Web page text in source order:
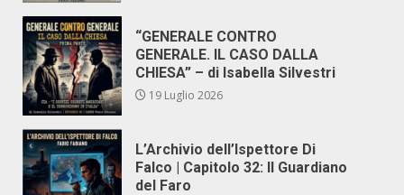
“GENERALE CONTRO
GENERALE. IL CASO DALLA
CHIESA” – di Isabella Silvestri
19 Luglio 2026
L’Archivio dell’Ispettore Di
Falco | Capitolo 32: Il Guardiano
del Faro